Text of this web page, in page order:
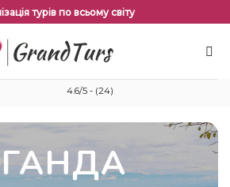
турів по всьому світу
4.6/5 - (24)
УГАНДА